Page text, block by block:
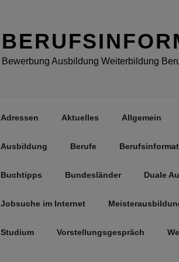
Bewerbung Ausbildung Weiterbildung
Adressen Aktuelles Allgemein
Ausbildung Berufe
Buchtipps Bundesländer Duale
Jobsuche im Internet
Studium Vorstellungsgespräch